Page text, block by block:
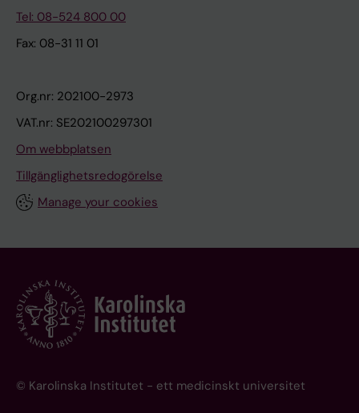
Tel: 08-524 800 00
Fax: 08-31 11 01
Org.nr: 202100-2973
VAT.nr: SE202100297301
Om webbplatsen
Tillgänglighetsredogörelse
Manage your cookies
© Karolinska Institutet - ett medicinskt universitet